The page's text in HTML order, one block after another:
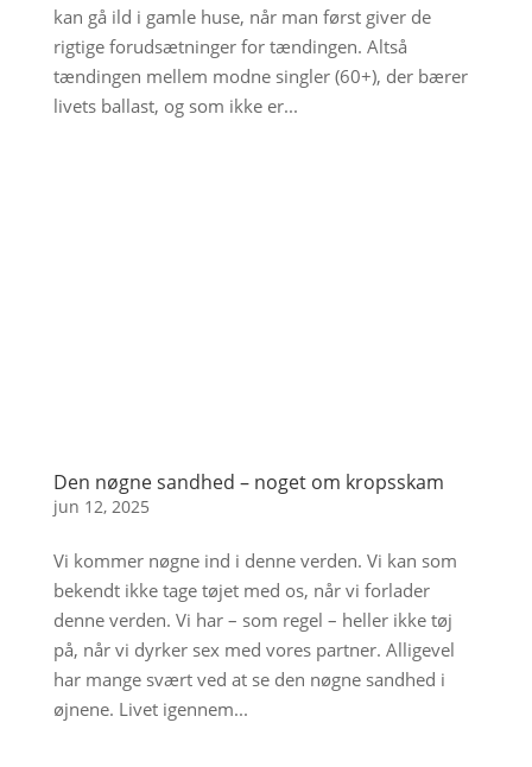
kan gå ild i gamle huse, når man først giver de
rigtige forudsætninger for tændingen. Altså
tændingen mellem modne singler (60+), der bærer
livets ballast, og som ikke er...
Den nøgne sandhed – noget om kropsskam
jun 12, 2025
Vi kommer nøgne ind i denne verden. Vi kan som
bekendt ikke tage tøjet med os, når vi forlader
denne verden. Vi har – som regel – heller ikke tøj
på, når vi dyrker sex med vores partner. Alligevel
har mange svært ved at se den nøgne sandhed i
øjnene. Livet igennem...